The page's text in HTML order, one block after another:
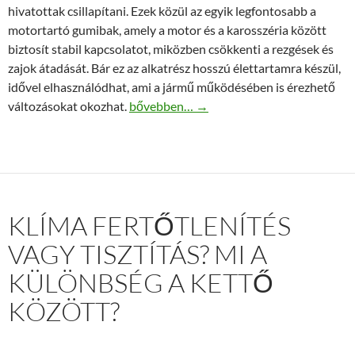
hivatottak csillapítani. Ezek közül az egyik legfontosabb a
motortartó gumibak, amely a motor és a karosszéria között
biztosít stabil kapcsolatot, miközben csökkenti a rezgések és
zajok átadását. Bár ez az alkatrész hosszú élettartamra készül,
idővel elhasználódhat, ami a jármű működésében is érezhető
változásokat okozhat. Mikor érdemes cserélni a VW motortartó
bővebben… →
KLÍMA FERTŐTLENÍTÉS
VAGY TISZTÍTÁS? MI A
KÜLÖNBSÉG A KETTŐ
KÖZÖTT?